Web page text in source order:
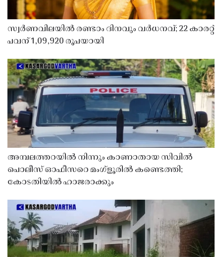
സ്വർണവിലയിൽ രണ്ടാം ദിനവും വർധനവ്; 22 കാരറ്റ്
പവന് 1,09,920 രൂപയായി
അമ്പലത്തറയിൽ നിന്നും കാണാതായ സിവിൽ
പൊലീസ് ഓഫീസറെ മംഗ്ളൂരിൽ കണ്ടെത്തി;
കോടതിയിൽ ഹാജരാക്കും